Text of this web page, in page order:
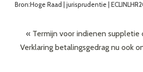
Bron:Hoge Raad | jurisprudentie |
« Termijn voor indienen suppletie
Verklaring betalingsgedrag nu ook